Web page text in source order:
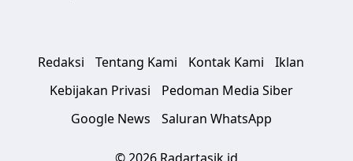
Redaksi Tentang Kami Kontak Kami
Iklan
Kebijakan Privasi
Pedoman Media Siber
Google News
Saluran WhatsApp
© 2026 Radartasik.id